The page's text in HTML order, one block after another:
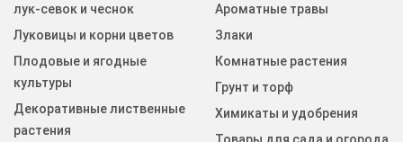
лук-севок и чеснок
Луковицы и корни цветов
Плодовые и ягодные
культуры
Декоративные лиственные
растения
Ароматные травы
Злаки
Комнатные растения
Грунт и торф
Химикаты и удобрения